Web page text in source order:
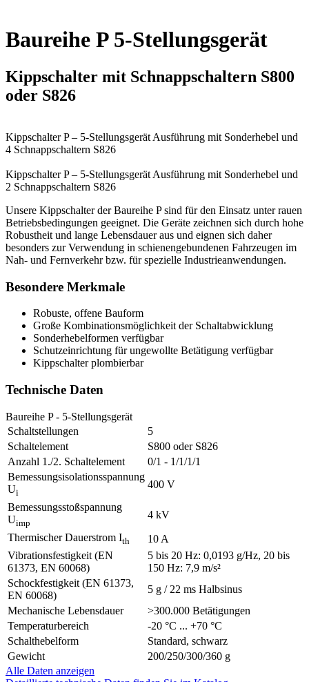
Baureihe P 5-Stellungsgerät
Kippschalter mit Schnappschaltern S800
oder S826
Kippschalter P – 5-Stellungsgerät Ausführung mit Sonderhebel und
4 Schnappschaltern S826
Kippschalter P – 5-Stellungsgerät Ausführung mit Sonderhebel und
2 Schnappschaltern S826
Unsere Kippschalter der Baureihe P sind für den Einsatz unter rauen
Betriebsbedingungen geeignet. Die Geräte zeichnen sich durch hohe
Robustheit und lange Lebensdauer aus und eignen sich daher
besonders zur Verwendung in schienengebundenen Fahrzeugen im
Nah- und Fernverkehr bzw. für spezielle Industrieanwendungen.
Besondere Merkmale
Robuste, offene Bauform
Große Kombinationsmöglichkeit der Schaltabwicklung
Sonderhebelformen verfügbar
Schutzeinrichtung für ungewollte Betätigung verfügbar
Kippschalter plombierbar
Technische Daten
Baureihe P - 5-Stellungsgerät
Schaltstellungen
5
Schaltelement
S800 oder S826
Anzahl 1./2. Schaltelement
0/1 - 1/1/1/1
Bemessungsisolationsspannung
Ui
400 V
Bemessungsstoßspannung
Uimp
4 kV
Thermischer Dauerstrom Ith
10 A
Vibrationsfestigkeit (EN
61373, EN 60068)
5 bis 20 Hz: 0,0193 g/Hz, 20 bis
150 Hz: 7,9 m/s²
Schockfestigkeit (EN 61373,
EN 60068)
5 g / 22 ms Halbsinus
Mechanische Lebensdauer
>300.000 Betätigungen
Temperaturbereich
-20 °C ... +70 °C
Schalthebelform
Standard, schwarz
Gewicht
200/250/300/360 g
Alle Daten anzeigen